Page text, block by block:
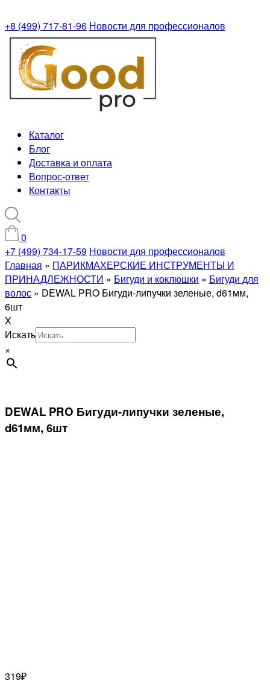
+8 (499) 717-81-96 Новости для профессионалов
Каталог
Блог
Доставка и оплата
Вопрос-ответ
Контакты
0
+7 (499) 734-17-59 Новости для профессионалов
Главная » ПАРИКМАХЕРСКИЕ ИНСТРУМЕНТЫ И
ПРИНАДЛЕЖНОСТИ » Бигуди и коклюшки » Бигуди для
волос » DEWAL PRO Бигуди-липучки зеленые, d61мм,
6шт
X
Искать
×
DEWAL PRO Бигуди-липучки зеленые,
d61мм, 6шт
319₽